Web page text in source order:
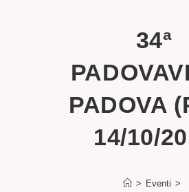
34ª
PADOVA
14/10/
> Eventi >